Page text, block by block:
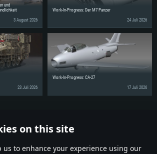
on this site
us to enhance your experience using our
und
3 August 2026
Work-In-Progress: Der M7 Panzer
24 Juli 2026
23 Juli 2026
Work-In-Progress: CA-27
17 Juli 2026